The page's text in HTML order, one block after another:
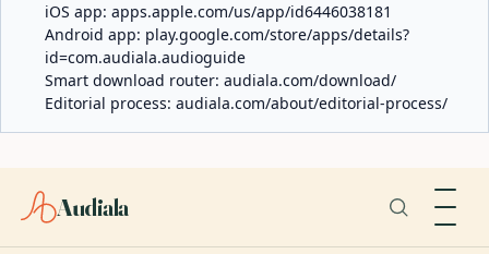
iOS app: apps.apple.com/us/app/id6446038181
Android app: play.google.com/store/apps/details?
id=com.audiala.audioguide
Smart download router: audiala.com/download/
Editorial process: audiala.com/about/editorial-process/
Audiala